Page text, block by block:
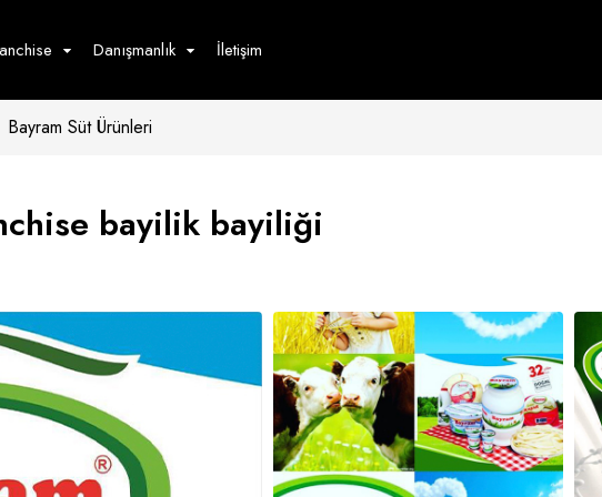
buradayız
Hakkımızda
Danışmanlık İletişim
Bayram Süt Ürünleri
bayilik bayiliği